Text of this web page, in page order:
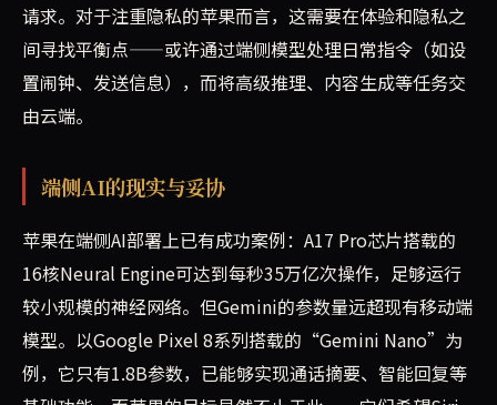
请求。对于注重隐私的苹果而言，这需要在体验和隐私之
间寻找平衡点——或许通过端侧模型处理日常指令（如设
置闹钟、发送信息），而将高级推理、内容生成等任务交
由云端。
端侧AI的现实与妥协
苹果在端侧AI部署上已有成功案例：A17 Pro芯片搭载的
16核Neural Engine可达到每秒35万亿次操作，足够运行
较小规模的神经网络。但Gemini的参数量远超现有移动端
模型。以Google Pixel 8系列搭载的“Gemini Nano”为
例，它只有1.8B参数，已能够实现通话摘要、智能回复等